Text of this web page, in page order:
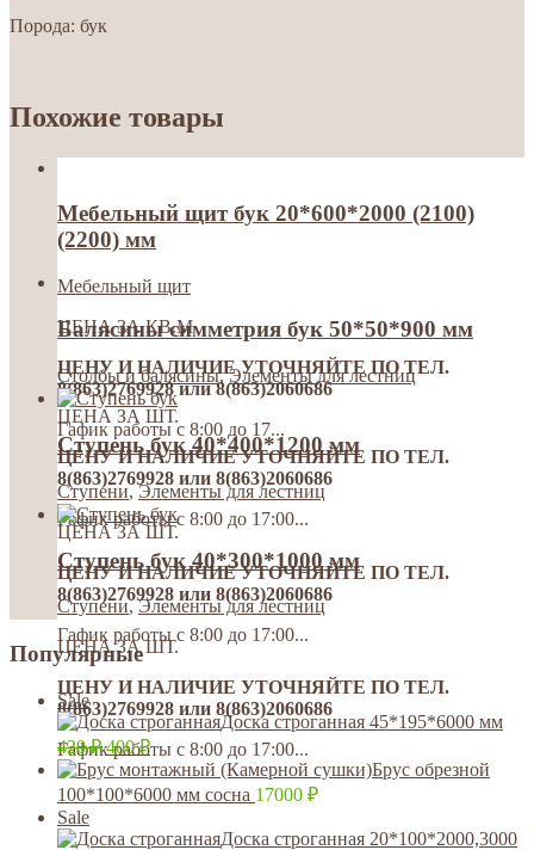
Порода: бук
Похожие товары
Мебельный щит бук 20*600*2000 (2100)
(2200) мм
Мебельный щит
ЦЕНА ЗА КВ.М
ЦЕНУ И НАЛИЧИЕ УТОЧНЯЙТЕ ПО ТЕЛ.
8(863)2769928 или 8(863)2060686
Гафик работы с 8:00 до 17...
Балясины симметрия бук 50*50*900 мм
Столбы и балясины,Элементы для лестниц
ЦЕНА ЗА ШТ.
ЦЕНУ И НАЛИЧИЕ УТОЧНЯЙТЕ ПО ТЕЛ.
8(863)2769928 или 8(863)2060686
Гафик работы с 8:00 до 17:00...
Ступень бук 40*400*1200 мм
Ступени,Элементы для лестниц
ЦЕНА ЗА ШТ.
ЦЕНУ И НАЛИЧИЕ УТОЧНЯЙТЕ ПО ТЕЛ.
8(863)2769928 или 8(863)2060686
Гафик работы с 8:00 до 17:00...
Ступень бук 40*300*1000 мм
Ступени,Элементы для лестниц
ЦЕНА ЗА ШТ.
ЦЕНУ И НАЛИЧИЕ УТОЧНЯЙТЕ ПО ТЕЛ.
8(863)2769928 или 8(863)2060686
Гафик работы с 8:00 до 17:00...
Популярные
Sale
Доска строганная 45*195*6000 мм
420₽ 400₽
Брус обрезной
100*100*6000 мм сосна 17000 ₽
Sale
Доска строганная 20*100*2000,3000